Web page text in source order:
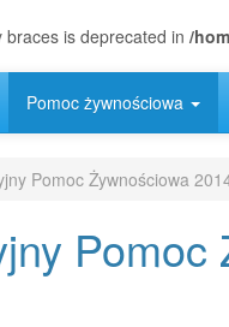
is deprecated in /
Pomoc żywnościowa
Pomoc Żywnościowa